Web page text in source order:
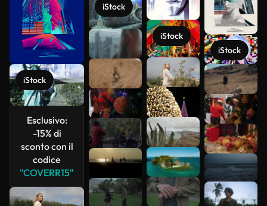
iStock
Esclusivo:
-15% di
sconto con il
codice
"COVERR15"
iStock
iStock
iStock
Scopri di
più